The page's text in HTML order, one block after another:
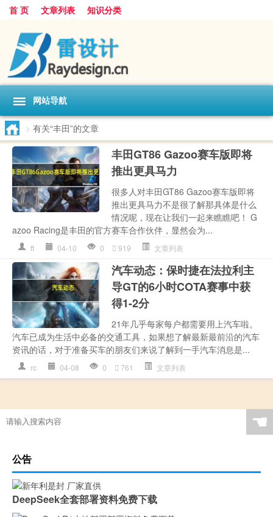
首 页 文章列表 知识分类
网站导航
> 有关“丰田”的文章
丰田GT86 Gazoo赛车版即将
推出更具马力
很多人对丰田GT86 Gazoo赛车版即将
推出更具马力不是很了解那具体是什么
情况呢，现在让我们一起来瞧瞧吧！ G
azoo Racing是丰田的官方赛车合作伙伴，显然会为...
ft 04-10 0 919 文章列表
汽车动态：保时捷在法拉利主
导GT的6小时COTA赛事中获
得1-2分
21年几乎每家每户都需要用上汽车啦。
汽车已成为生活中必备的交通工具，如果想了解最新最前沿的汽车
资讯的话，对于准备买车的朋友们来说了解到一手汽车消息是...
rc 04-08 0 761 文章列表
☚
公告
DeepSeek全套部署资料免费下载